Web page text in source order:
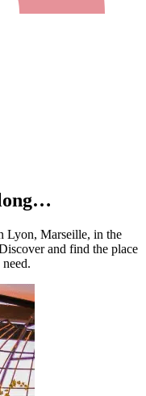
Lyon, Marseille, in the
and find the place